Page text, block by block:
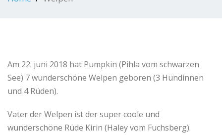
Am 22. juni 2018 hat Pumpkin (Pihla vom schwarzen
See) 7 wunderschöne Welpen geboren (3 Hündinnen
und 4 Rüden).
Vater der Welpen ist der super coole und
wunderschöne Rüde Kirin (Haley vom Fuchsberg).